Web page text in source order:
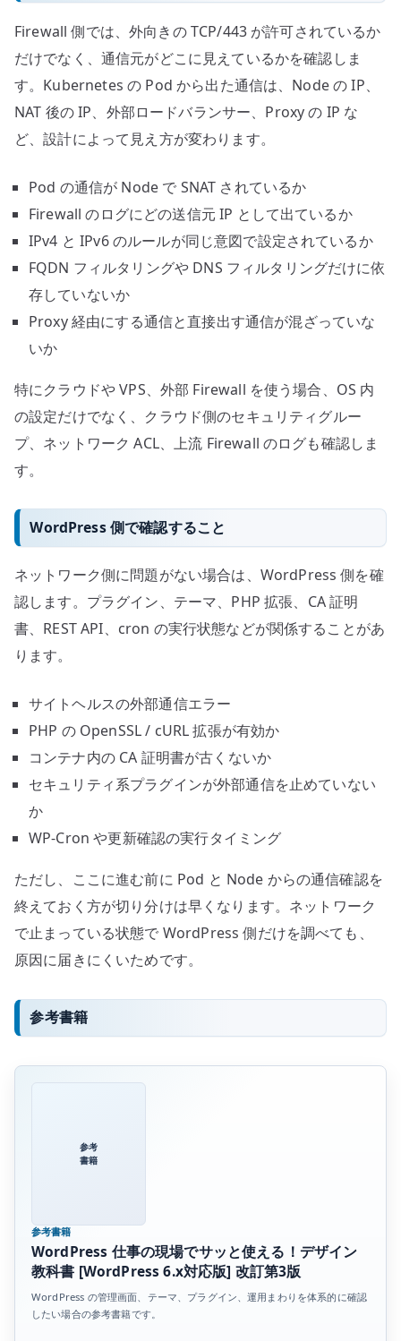
Firewall 側では、外向きの TCP/443 が許可されているか
だけでなく、通信元がどこに見えているかを確認しま
す。Kubernetes の Pod から出た通信は、Node の IP、
NAT 後の IP、外部ロードバランサー、Proxy の IP な
ど、設計によって見え方が変わります。
Pod の通信が Node で SNAT されているか
Firewall のログにどの送信元 IP として出ているか
IPv4 と IPv6 のルールが同じ意図で設定されているか
FQDN フィルタリングや DNS フィルタリングだけに依
存していないか
Proxy 経由にする通信と直接出す通信が混ざっていな
いか
特にクラウドや VPS、外部 Firewall を使う場合、OS 内
の設定だけでなく、クラウド側のセキュリティグルー
プ、ネットワーク ACL、上流 Firewall のログも確認しま
す。
WordPress 側で確認すること
ネットワーク側に問題がない場合は、WordPress 側を確
認します。プラグイン、テーマ、PHP 拡張、CA 証明
書、REST API、cron の実行状態などが関係することがあ
ります。
サイトヘルスの外部通信エラー
PHP の OpenSSL / cURL 拡張が有効か
コンテナ内の CA 証明書が古くないか
セキュリティ系プラグインが外部通信を止めていない
か
WP-Cron や更新確認の実行タイミング
ただし、ここに進む前に Pod と Node からの通信確認を
終えておく方が切り分けは早くなります。ネットワーク
で止まっている状態で WordPress 側だけを調べても、
原因に届きにくいためです。
参考書籍
参考
書籍
参考書籍
WordPress 仕事の現場でサッと使える！デザイン
教科書 [WordPress 6.x対応版] 改訂第3版
WordPress の管理画面、テーマ、プラグイン、運用まわりを体系的に確認
したい場合の参考書籍です。